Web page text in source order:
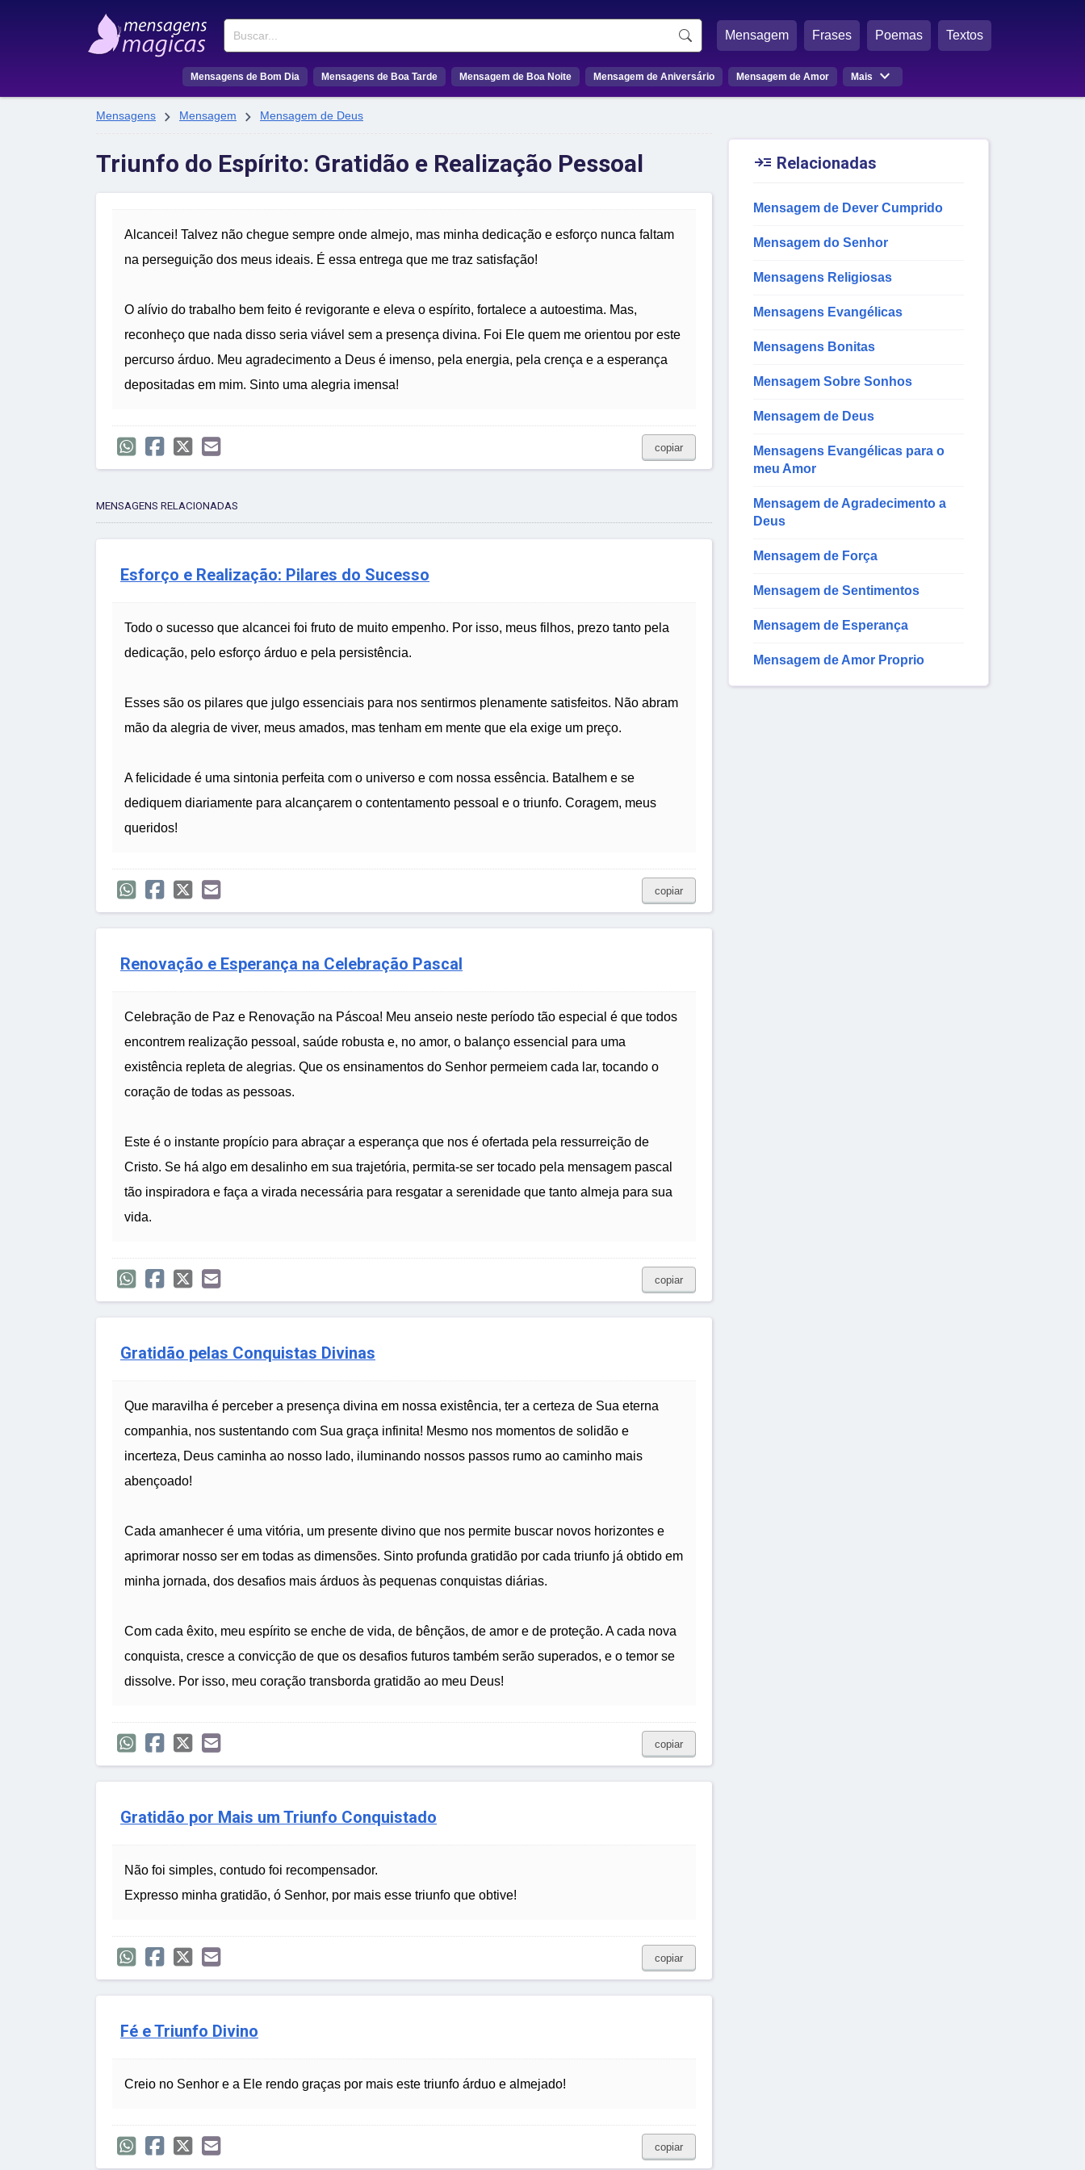
Buscar Mensagem Frases Poemas Textos
Mensagens de Bom Dia Mensagens de Boa Tarde Mensagem de Boa Noite Mensagem de Aniversário Mensagem de Amor Mais 
Mensagens  Mensagem  Mensagem de Deus
Triunfo do Espírito: Gratidão e Realização Pessoal
Alcancei! Talvez não chegue sempre onde almejo, mas minha dedicação e esforço nunca faltam
na perseguição dos meus ideais. É essa entrega que me traz satisfação!
O alívio do trabalho bem feito é revigorante e eleva o espírito, fortalece a autoestima. Mas,
reconheço que nada disso seria viável sem a presença divina. Foi Ele quem me orientou por este
percurso árduo. Meu agradecimento a Deus é imenso, pela energia, pela crença e a esperança
depositadas em mim. Sinto uma alegria imensa!
copiar
MENSAGENS RELACIONADAS
Esforço e Realização: Pilares do Sucesso
Todo o sucesso que alcancei foi fruto de muito empenho. Por isso, meus filhos, prezo tanto pela
dedicação, pelo esforço árduo e pela persistência.
Esses são os pilares que julgo essenciais para nos sentirmos plenamente satisfeitos. Não abram
mão da alegria de viver, meus amados, mas tenham em mente que ela exige um preço.
A felicidade é uma sintonia perfeita com o universo e com nossa essência. Batalhem e se
dediquem diariamente para alcançarem o contentamento pessoal e o triunfo. Coragem, meus
queridos!
copiar
Renovação e Esperança na Celebração Pascal
Celebração de Paz e Renovação na Páscoa! Meu anseio neste período tão especial é que todos
encontrem realização pessoal, saúde robusta e, no amor, o balanço essencial para uma
existência repleta de alegrias. Que os ensinamentos do Senhor permeiem cada lar, tocando o
coração de todas as pessoas.
Este é o instante propício para abraçar a esperança que nos é ofertada pela ressurreição de
Cristo. Se há algo em desalinho em sua trajetória, permita-se ser tocado pela mensagem pascal
tão inspiradora e faça a virada necessária para resgatar a serenidade que tanto almeja para sua
vida.
copiar
Gratidão pelas Conquistas Divinas
Que maravilha é perceber a presença divina em nossa existência, ter a certeza de Sua eterna
companhia, nos sustentando com Sua graça infinita! Mesmo nos momentos de solidão e
incerteza, Deus caminha ao nosso lado, iluminando nossos passos rumo ao caminho mais
abençoado!
Cada amanhecer é uma vitória, um presente divino que nos permite buscar novos horizontes e
aprimorar nosso ser em todas as dimensões. Sinto profunda gratidão por cada triunfo já obtido em
minha jornada, dos desafios mais árduos às pequenas conquistas diárias.
Com cada êxito, meu espírito se enche de vida, de bênçãos, de amor e de proteção. A cada nova
conquista, cresce a convicção de que os desafios futuros também serão superados, e o temor se
dissolve. Por isso, meu coração transborda gratidão ao meu Deus!
copiar
Gratidão por Mais um Triunfo Conquistado
Não foi simples, contudo foi recompensador.
Expresso minha gratidão, ó Senhor, por mais esse triunfo que obtive!
copiar
Fé e Triunfo Divino
Creio no Senhor e a Ele rendo graças por mais este triunfo árduo e almejado!
copiar
 Relacionadas
Mensagem de Dever Cumprido
Mensagem do Senhor
Mensagens Religiosas
Mensagens Evangélicas
Mensagens Bonitas
Mensagem Sobre Sonhos
Mensagem de Deus
Mensagens Evangélicas para o
meu Amor
Mensagem de Agradecimento a
Deus
Mensagem de Força
Mensagem de Sentimentos
Mensagem de Esperança
Mensagem de Amor Proprio